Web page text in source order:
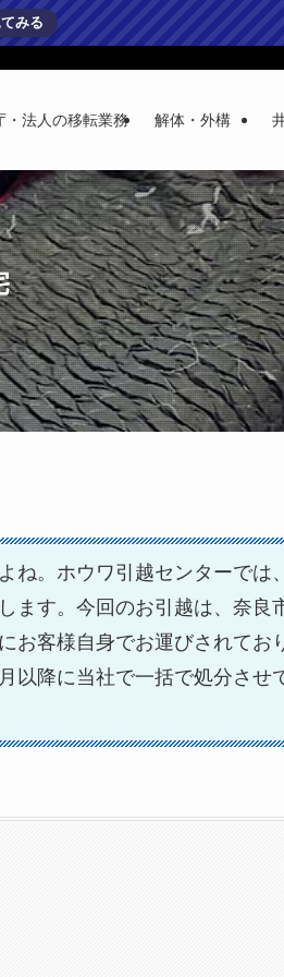
みる
・法人の移転業務 解体・外構
ね。ホウワ引越センターでは
ます。今回のお引越は、奈良
お客様自身でお運びされてお
以降に当社で一括で処分させ